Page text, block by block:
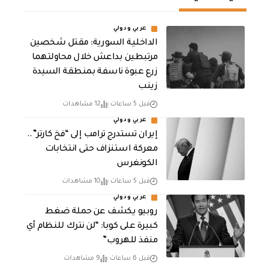
عربي ودولي
الداخلية السورية: مقتل شخصين
مرتبطين بداعش خلال محاولتهما
زرع عبوة ناسفة بمنطقة السيدة
زينب
قبل 5 ساعات 12 مشاهدات
عربي ودولي
إيران تستدرج ترامب إلى “فخ كارتر”..
معركة استنزاف حتى انتخابات
الكونغرس
قبل 5 ساعات 10 مشاهدات
عربي ودولي
روبيو يكشف عن حملة ضغط
كبيرة على كوبا: “لن نترك للنظام أي
منفذ للهروب”
قبل 6 ساعات 9 مشاهدات